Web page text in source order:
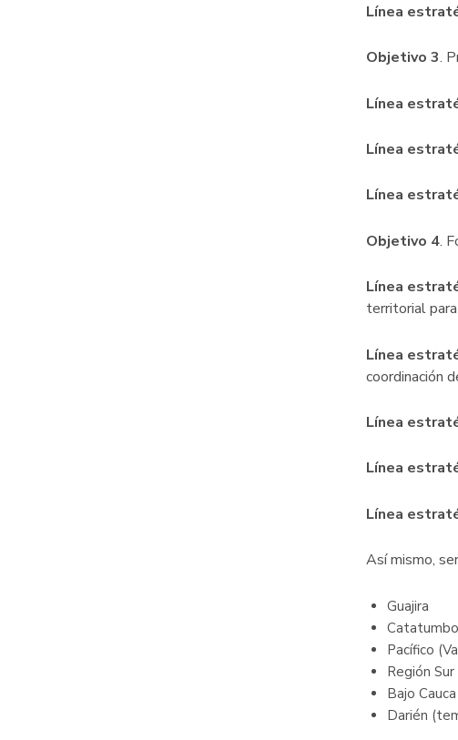
Línea
Objetivo 3.
Línea
Línea
Línea
Objetivo 4.
Línea
territorial
Línea
coordinación
Línea
Línea
Línea
Así mismo,
Guajira
Catatumbo
Pacífico
Región
Bajo
Darién